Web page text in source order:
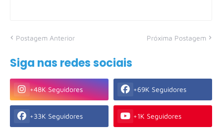
Postagem Anterior Próxima Postagem
Siga nas redes sociais
+48K Seguidores +69K Seguidores
+33K Seguidores +1K Seguidores